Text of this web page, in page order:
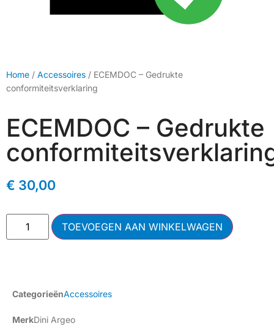
Home / Accessoires / ECEMDOC – Gedrukte
conformiteitsverklaring
ECEMDOC – Gedrukte
€ 30,00
TOEVOEGEN AAN WINKELWAGEN
CategorieënAccessoires
MerkDini Argeo